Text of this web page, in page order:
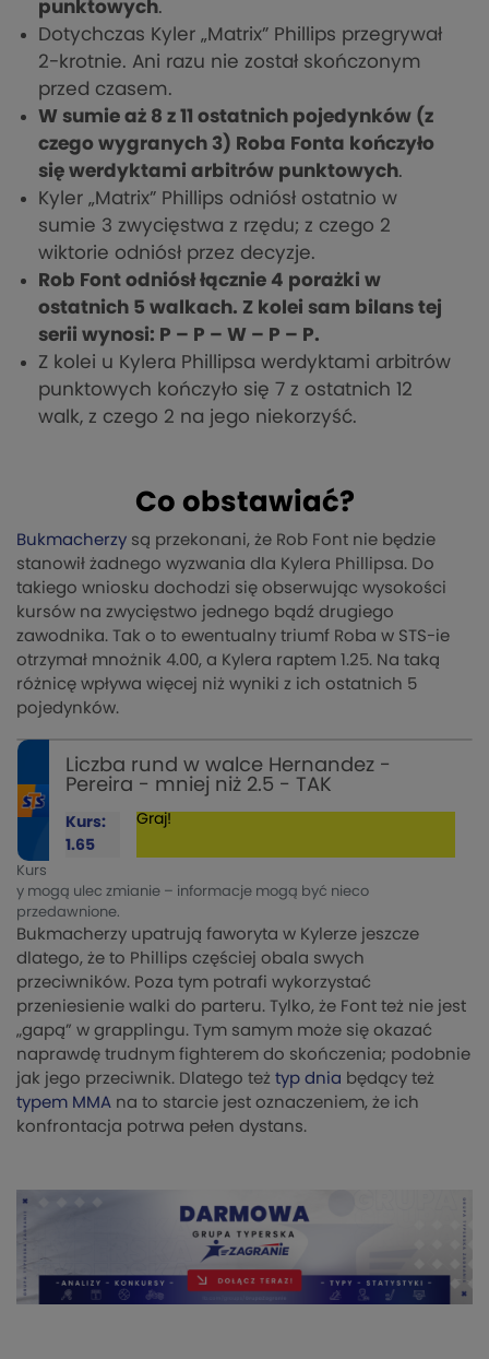
punktowych.
Dotychczas Kyler „Matrix” Phillips przegrywał
2-krotnie. Ani razu nie został skończonym
przed czasem.
W sumie aż 8 z 11 ostatnich pojedynków (z
czego wygranych 3) Roba Fonta kończyło
się werdyktami arbitrów punktowych.
Kyler „Matrix” Phillips odniósł ostatnio w
sumie 3 zwycięstwa z rzędu; z czego 2
wiktorie odniósł przez decyzje.
Rob Font odniósł łącznie 4 porażki w
ostatnich 5 walkach. Z kolei sam bilans tej
serii wynosi: P – P – W – P – P.
Z kolei u Kylera Phillipsa werdyktami arbitrów
punktowych kończyło się 7 z ostatnich 12
walk, z czego 2 na jego niekorzyść.
Co obstawiać?
Bukmacherzy są przekonani, że Rob Font nie będzie
stanowił żadnego wyzwania dla Kylera Phillipsa. Do
takiego wniosku dochodzi się obserwując wysokości
kursów na zwycięstwo jednego bądź drugiego
zawodnika. Tak o to ewentualny triumf Roba w STS-ie
otrzymał mnożnik 4.00, a Kylera raptem 1.25. Na taką
różnicę wpływa więcej niż wyniki z ich ostatnich 5
pojedynków.
Liczba rund w walce Hernandez -
Pereira - mniej niż 2.5 - TAK
Kurs:
1.65
Graj!
Kurs
y mogą ulec zmianie – informacje mogą być nieco
przedawnione.
Bukmacherzy upatrują faworyta w Kylerze jeszcze
dlatego, że to Phillips częściej obala swych
przeciwników. Poza tym potrafi wykorzystać
przeniesienie walki do parteru. Tylko, że Font też nie jest
„gapą” w grapplingu. Tym samym może się okazać
naprawdę trudnym fighterem do skończenia; podobnie
jak jego przeciwnik. Dlatego też typ dnia będący też
typem MMA na to starcie jest oznaczeniem, że ich
konfrontacja potrwa pełen dystans.